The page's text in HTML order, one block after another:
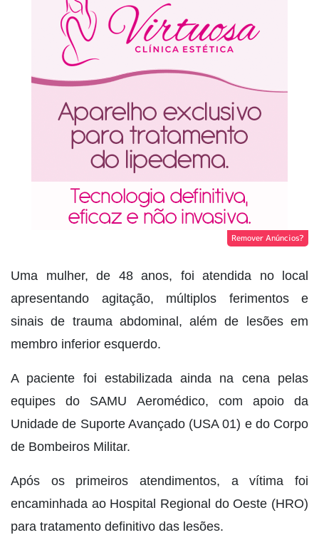
Remover Anúncios?
Uma mulher, de 48 anos, foi atendida no local
apresentando agitação, múltiplos ferimentos e
sinais de trauma abdominal, além de lesões em
membro inferior esquerdo.
A paciente foi estabilizada ainda na cena pelas
equipes do SAMU Aeromédico, com apoio da
Unidade de Suporte Avançado (USA 01) e do Corpo
de Bombeiros Militar.
Após os primeiros atendimentos, a vítima foi
encaminhada ao Hospital Regional do Oeste (HRO)
para tratamento definitivo das lesões.